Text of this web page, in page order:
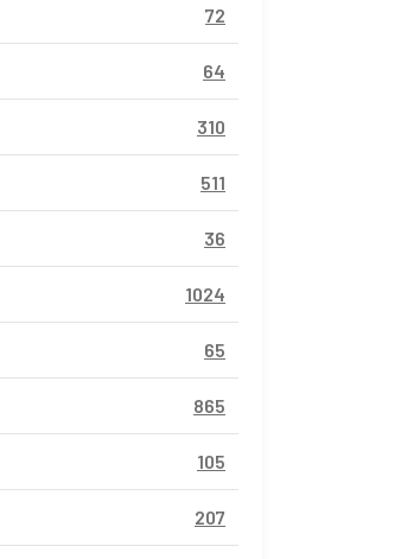
72
64
310
511
36
1024
65
865
105
207